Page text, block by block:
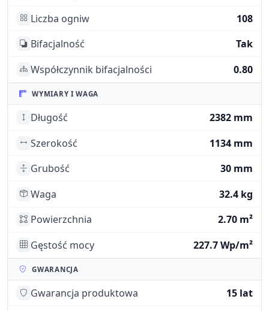
Liczba ogniw
108
Bifacjalność
Tak
Współczynnik bifacjalności
0.80
WYMIARY I WAGA
Długość
2382 mm
Szerokość
1134 mm
Grubość
30 mm
Waga
32.4 kg
Powierzchnia
2.70 m²
Gęstość mocy
227.7 Wp/m²
GWARANCJA
Gwarancja produktowa
15 lat